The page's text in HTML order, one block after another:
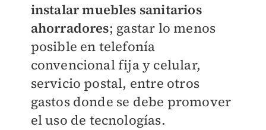
instalar muebles sanitarios
ahorradores; gastar lo menos
posible en telefonía
convencional fija y celular,
servicio postal, entre otros
gastos donde se debe promover
el uso de tecnologías.